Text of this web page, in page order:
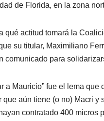
de Florida, en la zona
qué actitud tomará la
su titular, Maximiliano
comunicado para
a Mauricio” fue el lema
que aún tiene (o no) Macri
contratado 400 micros